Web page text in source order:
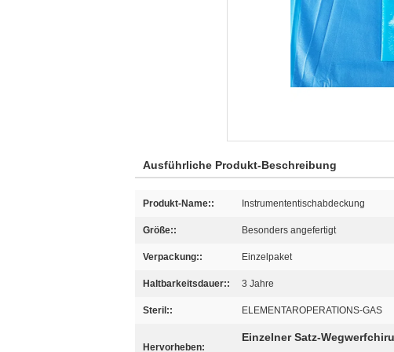
Ausführliche Produkt-Beschreibung
Produkt-Name:: Instrumententischabdeckung
Größe:: Besonders angefertigt
Verpackung:: Einzelpaket
Haltbarkeitsdauer:: 3 Jahre
Steril:: ELEMENTAROPERATIONS-GAS
Hervorheben:
Einzelner Satz-